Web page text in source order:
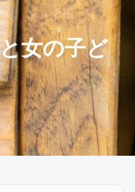
女の子ど